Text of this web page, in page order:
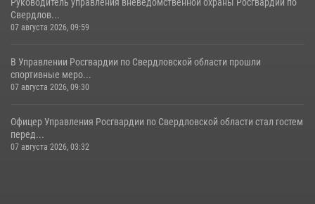
Руководитель управления вневедомственной охраны Росгвардии по
Свердлов...
07 августа 2026, 09:59
В Управлении Росгвардии по Свердловской области прошли
спортивные меро...
07 августа 2026, 09:30
Офицер Управления Росгвардии по Свердловской области стал гостем
перед...
07 августа 2026, 03:32